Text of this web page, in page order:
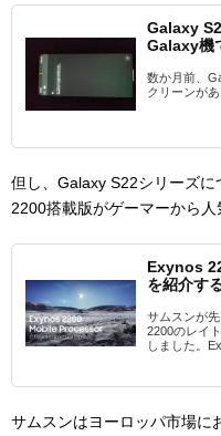
Galaxy
Galaxy機
数か月前、
クリーンが
但し、Galaxy S22シリーズ
2200搭載版がゲーマーから人
Exynos
を紹介す
サムスンが
2200のレイ
しました。
サムスンはヨーロッパ市場に